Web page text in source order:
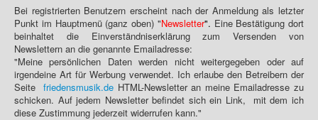
Bei registrierten Benutzern erscheint nach der Anmeldung als letzter
Punkt im Hauptmenü (ganz oben) "Newsletter". Eine Bestätigung dort
beinhaltet die Einverständniserklärung zum Versenden von
Newslettern an die genannte Emailadresse:
"Meine persönlichen Daten werden nicht weitergegeben oder auf
irgendeine Art für Werbung verwendet. Ich erlaube den Betreibern der
Seitefriedensmusik.de HTML-Newsletter an meine Emailadresse zu
schicken. Auf jedem Newsletter befindet sich ein Link, mit dem ich
diese Zustimmung jederzeit widerrufen kann."